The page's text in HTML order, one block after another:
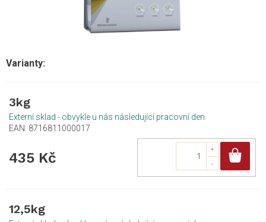
3kg
Externí sklad - obvykle u nás následující pracovní den
EAN: 8716811000017
435 Kč
12,5kg